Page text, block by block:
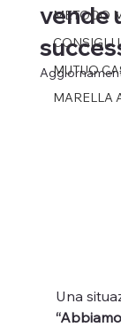
METODO
CONSIGLI
MUTUO
MARELLA
vende
Una